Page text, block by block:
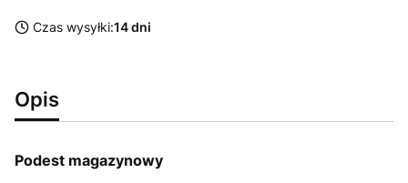
Czas wysyłki:14 dni
Opis
Podest magazynowy